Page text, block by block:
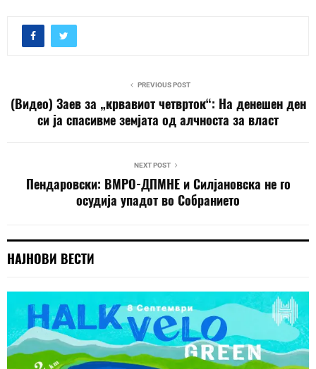
PREVIOUS POST
(Видео) Заев за „крвавиот четврток“: На денешен ден
си ја спасивме земјата од алчноста за власт
NEXT POST
Пендаровски: ВМРО-ДПМНЕ и Силјановска не го
осудија упадот во Собранието
НАЈНОВИ ВЕСТИ